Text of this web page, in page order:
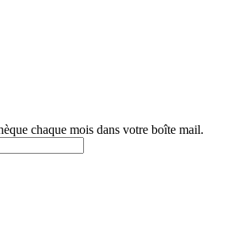
chaque mois dans votre boîte mail.